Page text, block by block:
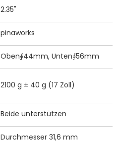
2.35"
pinaworks
Oben∮44mm, Unten∮56mm
2100 g ± 40 g (17 Zoll)
Beide unterstützen
Durchmesser 31,6 mm